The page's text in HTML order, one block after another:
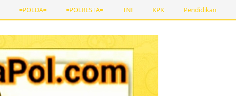
=POLDA= =POLRESTA= TNI KPK Pendidikan